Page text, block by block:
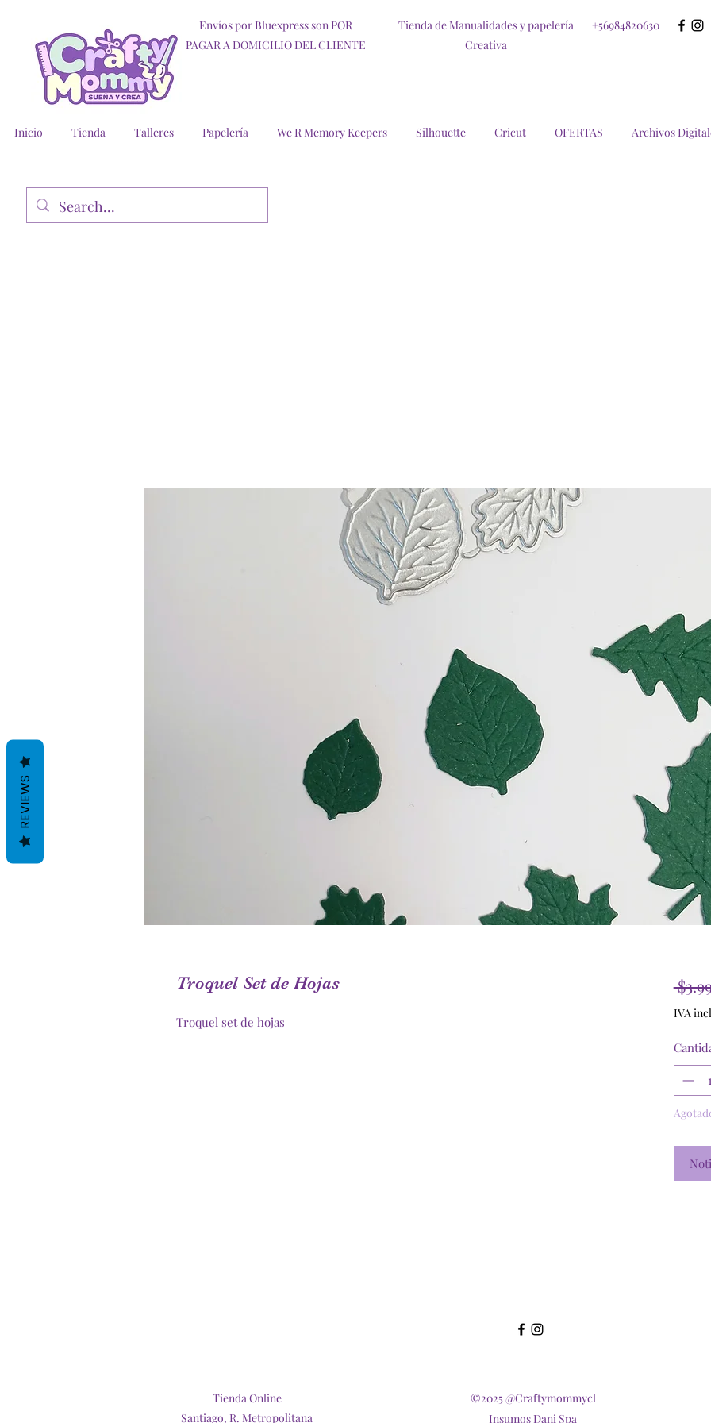
Envíos por Bluexpress son POR
PAGAR A DOMICILIO DEL CLIENTE
Tienda de Manualidades y papelería
Creativa
+56984820630
Inicio Tienda Talleres Papelería We R Memory Keepers Silhouette Cricut OFERTAS Archivos
Troquel Set de Hojas
Troquel set de hojas
IVA
Tienda Online
Santiago, R. Metropolitana
©2025 @Craftymommycl
Insumos Dani Spa
REVIEWS